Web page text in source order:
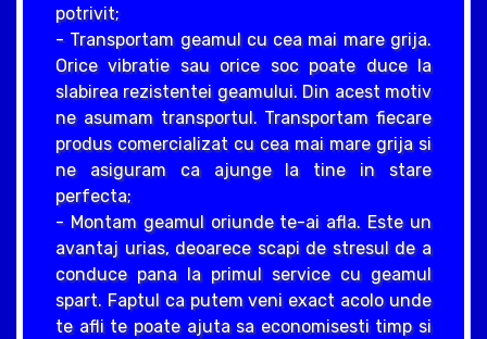
potrivit;
- Transportam geamul cu cea mai mare grija.
Orice vibratie sau orice soc poate duce la
slabirea rezistentei geamului. Din acest motiv
ne asumam transportul. Transportam fiecare
produs comercializat cu cea mai mare grija si
ne asiguram ca ajunge la tine in stare
perfecta;
- Montam geamul oriunde te-ai afla. Este un
avantaj urias, deoarece scapi de stresul de a
conduce pana la primul service cu geamul
spart. Faptul ca putem veni exact acolo unde
te afli te poate ajuta sa economisesti timp si